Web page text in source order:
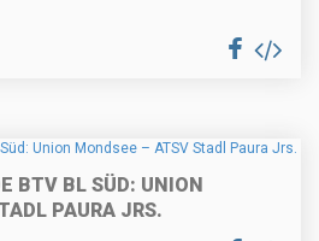
BTV BL SÜD: UNION
PAURA JRS.